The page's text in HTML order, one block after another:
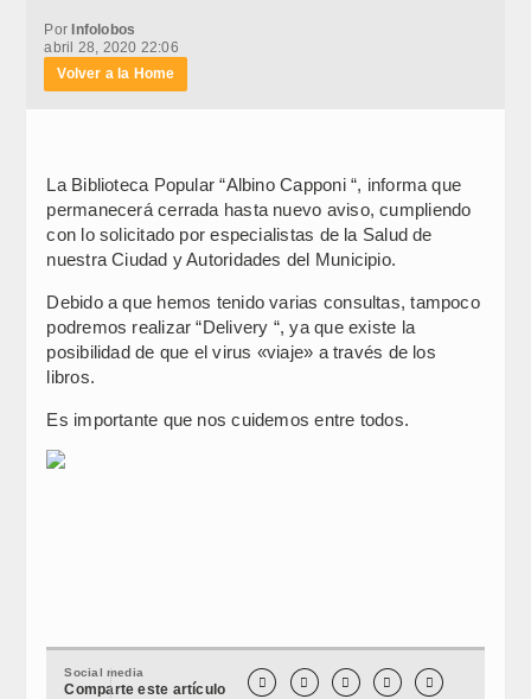
Por Infolobos
abril 28, 2020 22:06
Volver a la Home
La Biblioteca Popular “Albino Capponi “, informa que
permanecerá cerrada hasta nuevo aviso, cumpliendo
con lo solicitado por especialistas de la Salud de
nuestra Ciudad y Autoridades del Municipio.
Debido a que hemos tenido varias consultas, tampoco
podremos realizar “Delivery “, ya que existe la
posibilidad de que el virus «viaje» a través de los
libros.
Es importante que nos cuidemos entre todos.
Social media
Comparte este artículo     